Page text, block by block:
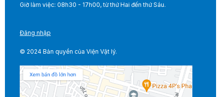
Giờ làm việc: 08h30 - 17h00, từ thứ Hai đến thứ Sáu.
Đăng nhập
© 2024 Bản quyền của Viện Vật lý.